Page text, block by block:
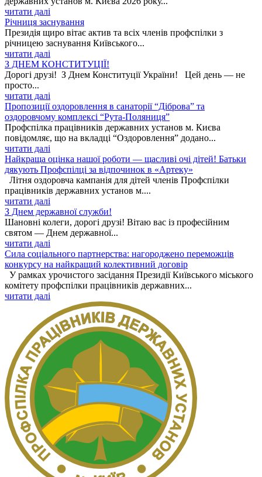
читати далі
Річниця заснування
Президія щиро вітає актив та всіх членів профспілки з
річницею заснування Київського...
читати далі
З ДНЕМ КОНСТИТУЦІЇ!
Дорогі друзі! З Днем Конституції України! Цей день — не
просто...
читати далі
Пропозиції оздоровлення в санаторії “Діброва” та
оздоровчому комплексі “Рута-Поляниця”
Профспілка працівників державних установ м. Києва
повідомляє, що на вкладці “Оздоровлення” додано...
читати далі
Найкраща оцінка нашої роботи — щасливі очі дітей! Батьки
дякують Профспілці за відпочинок в «Артеку»
Літня оздоровча кампанія для дітей членів Профспілки
працівників державних установ м....
читати далі
З Днем державної служби!
Шановні колеги, дорогі друзі! Вітаю вас із професійним
святом — Днем державної...
читати далі
Сила соціального партнерства: нагороджено переможців
конкурсу на найкращий колективний договір
У рамках урочистого засідання Президії Київського міського
комітету профспілки працівників державних...
читати далі